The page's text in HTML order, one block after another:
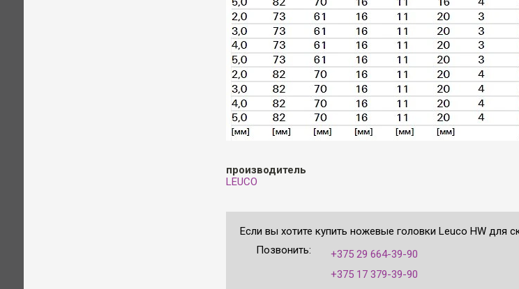
производитель
LEUCO
Если вы хотите купить ножевые головки Leuco HW для
Позвонить:
+375 29 664-39-90
+375 17 379-39-90